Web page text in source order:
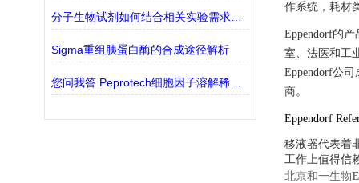
分子生物试剂如何结合相关实验需求进行选择？
Sigma重组胰蛋白酶的合成途径解析
您问我答 Peprotech细胞因子溶解稀释常见问题
作系统，耗材
Eppendorf的
室、法医和工
Eppendorf公
商。
Eppendorf
移液器代表着
工作上值得信
北京和一生物